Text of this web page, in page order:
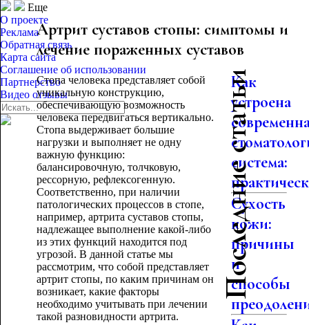
Еще
О проекте
Реклама
Обратная связь
Карта сайта
Соглашение об использовании
Партнерство
Видео отзывы
Артрит суставов стопы: симптомы и
лечение пораженных суставов
Стопа человека представляет собой
уникальную конструкцию,
обеспечивающую возможность
человека передвигаться вертикально.
Стопа выдерживает большие
нагрузки и выполняет не одну
важную функцию:
балансировочную, толчковую,
рессорную, рефлексогенную.
Соответственно, при наличии
патологических процессов в стопе,
например, артрита суставов стопы,
надлежащее выполнение какой-либо
из этих функций находится под
угрозой. В данной статье мы
рассмотрим, что собой представляет
артрит стопы, по каким причинам он
возникает, какие факторы
необходимо учитывать при лечении
такой разновидности артрита.
Последние статьи
Как
устроена
система:
Сухость
кожи:
причины
и
способы